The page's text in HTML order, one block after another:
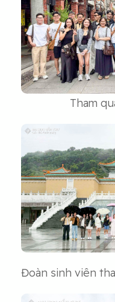
Tham
Đoàn sinh viên